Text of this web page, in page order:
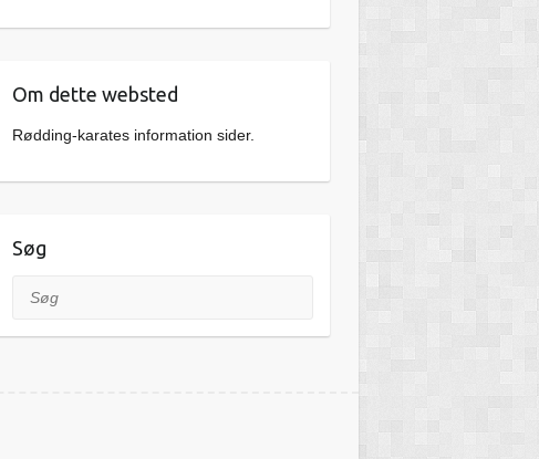
Om dette websted
Rødding-karates information sider.
Søg
Søg